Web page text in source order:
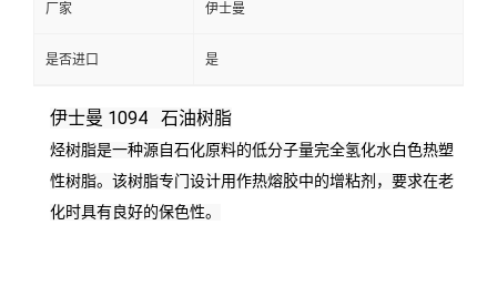
厂家 伊士曼
是否进口 是
伊士曼 1094 石油树脂
烃树脂是一种源自石化原料的低分子量完全氢化水白色热塑
性树脂。 该树脂专门设计用作热熔胶中的增粘剂，要求在老
化时具有良好的保色性。